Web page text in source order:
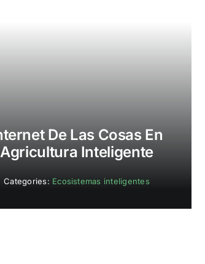
De Las Cosas En
Agricultura Inteligente
Categories: Ecosistemas inteligentes